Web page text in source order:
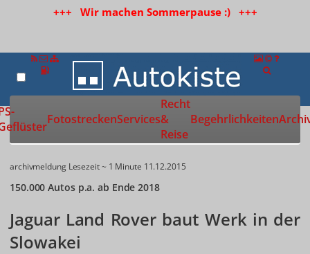
+++ Wir machen Sommerpause :) +++
Zur Startseite
FotostreckenServices
Recht
&
Reise
Begehrlichkeiten
archivmeldung Lesezeit ~ 1 Minute 11.12.2015
150.000 Autos p.a. ab Ende 2018
Jaguar Land Rover baut Werk in der
Slowakei